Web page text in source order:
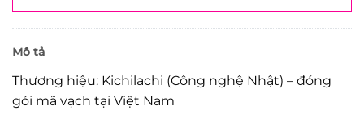
Mô tả
Thương hiệu: Kichilachi (Công nghệ Nhật) – đóng
gói mã vạch tại Việt Nam